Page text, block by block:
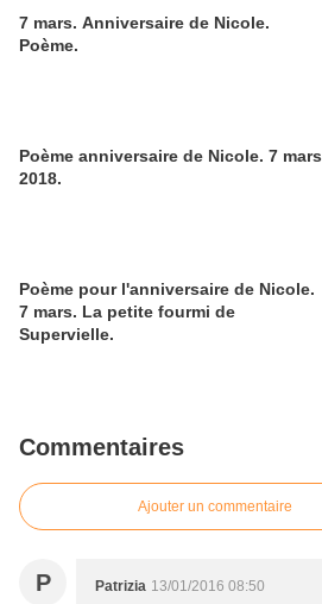
7 mars. Anniversaire de Nicole.
Poème.
Poème anniversaire de Nicole. 7 mars
2018.
Poème pour l'anniversaire de Nicole.
7 mars. La petite fourmi de
Supervielle.
Commentaires
Ajouter un commentaire
P Patrizia 13/01/2016 08:50